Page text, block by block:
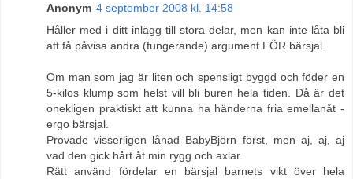
Anonym 4 september 2008 kl. 14:58
Håller med i ditt inlägg till stora delar, men kan inte låta bli
att få påvisa andra (fungerande) argument FÖR bärsjal.
Om man som jag är liten och spensligt byggd och föder en
5-kilos klump som helst vill bli buren hela tiden. Då är det
onekligen praktiskt att kunna ha händerna fria emellanåt -
ergo bärsjal.
Provade visserligen lånad BabyBjörn först, men aj, aj, aj
vad den gick hårt åt min rygg och axlar.
Rätt använd fördelar en bärsjal barnets vikt över hela